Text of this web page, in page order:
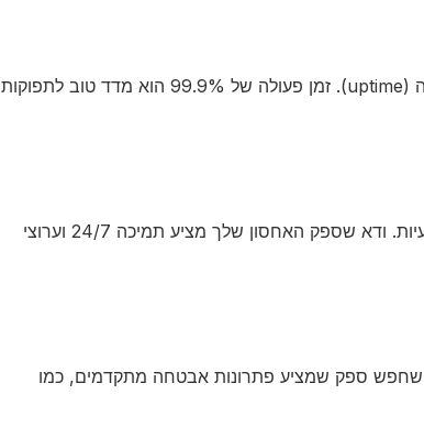
ודא שספק האחסון מציע ביצועים טובים וזמן פעולה גבוהה (uptime). זמן פעולה של 99.9% הוא מדד טוב לתפוקות
שירות לקוחות חשוב במיוחד, במיוחד אם אתה נתקל בבעיות. ודא שספק האחסון שלך מציע תמיכה 24/7 וערוצי
ספק שמציע פתרונות אבטחה מתקדמים, כמו